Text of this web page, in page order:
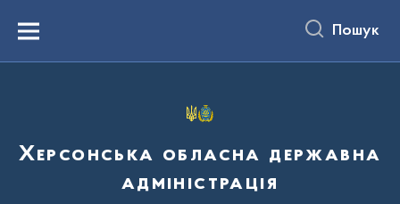
вмістуMenu Пошук
Херсонська обласна державна
адміністрація